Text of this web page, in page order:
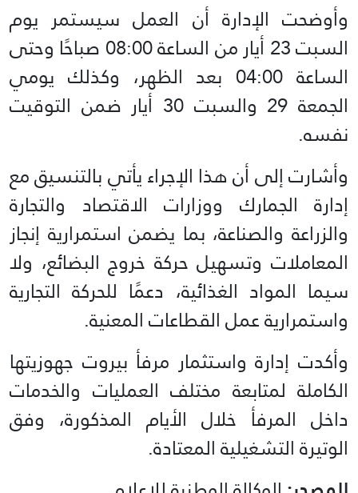
وأوضحت الإدارة أن العمل سيستمر يوم
السبت 23 أيار من الساعة 08:00 صباحًا وحتى
الساعة 04:00 بعد الظهر، وكذلك يومي
الجمعة 29 والسبت 30 أيار ضمن التوقيت
نفسه.
وأشارت إلى أن هذا الإجراء يأتي بالتنسيق مع
إدارة الجمارك ووزارات الاقتصاد والتجارة
والزراعة والصناعة، بما يضمن استمرارية إنجاز
المعاملات وتسهيل حركة خروج البضائع، ولا
سيما المواد الغذائية، دعمًا للحركة التجارية
واستمرارية عمل القطاعات المعنية.
وأكدت إدارة واستثمار مرفأ بيروت جهوزيتها
الكاملة لمتابعة مختلف العمليات والخدمات
داخل المرفأ خلال الأيام المذكورة، وفق
الوتيرة التشغيلية المعتادة.